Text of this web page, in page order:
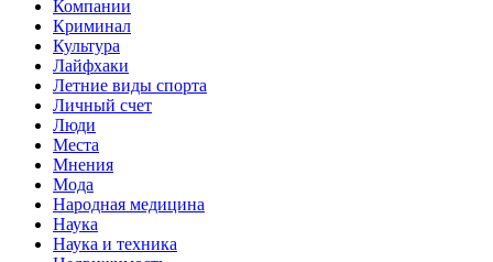
Компании
Криминал
Культура
Лайфхаки
Летние виды спорта
Личный счет
Люди
Места
Мнения
Мода
Народная медицина
Наука
Наука и техника